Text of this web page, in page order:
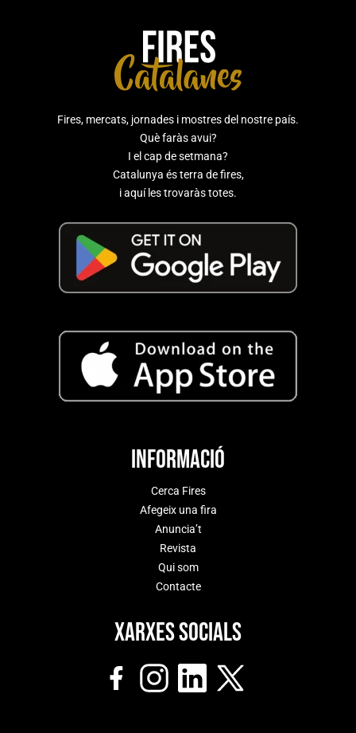
Fires, mercats, jornades i mostres del nostre país.
Què faràs avui?
I el cap de setmana?
Catalunya és terra de fires,
i aquí les trovaràs totes.
Informació
Cerca Fires
Afegeix una fira
Anuncia’t
Revista
Qui som
Contacte
Xarxes socials